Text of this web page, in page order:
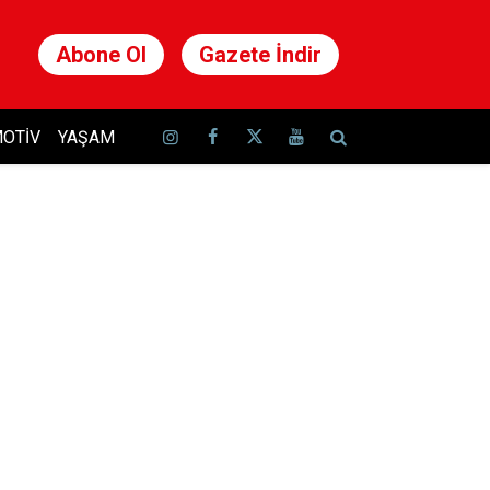
Abone Ol Gazete İndir
YAŞAM